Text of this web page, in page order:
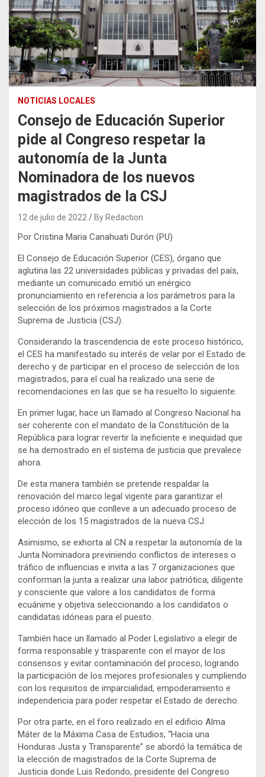
NOTICIAS LOCALES
Consejo de Educación Superior
pide al Congreso respetar la
autonomía de la Junta
Nominadora de los nuevos
magistrados de la CSJ
12 de julio de 2022 By Redaction
Por Cristina Maria Canahuati Durón (PU)
El Consejo de Educación Superior (CES), órgano que
aglutina las 22 universidades públicas y privadas del país,
mediante un comunicado emitió un enérgico
pronunciamiento en referencia a los parámetros para la
selección de los próximos magistrados a la Corte
Suprema de Justicia (CSJ).
Considerando la trascendencia de este proceso histórico,
el CES ha manifestado su interés de velar por el Estado de
derecho y de participar en el proceso de selección de los
magistrados, para el cual ha realizado una serie de
recomendaciones en las que se ha resuelto lo siguiente:
En primer lugar, hace un llamado al Congreso Nacional ha
ser coherente con el mandato de la Constitución de la
República para lograr revertir la ineficiente e inequidad que
se ha demostrado en el sistema de justicia que prevalece
ahora.
De esta manera también se pretende respaldar la
renovación del marco legal vigente para garantizar el
proceso idóneo que conlleve a un adecuado proceso de
elección de los 15 magistrados de la nueva CSJ.
Asimismo, se exhorta al CN a respetar la autonomía de la
Junta Nominadora previniendo conflictos de intereses o
tráfico de influencias e invita a las 7 organizaciones que
conforman la junta a realizar una labor patriótica, diligente
y consciente que valore a los candidatos de forma
ecuánime y objetiva seleccionando a los candidatos o
candidatas idóneas para el puesto.
También hace un llamado al Poder Legislativo a elegir de
forma responsable y trasparente con el mayor de los
consensos y evitar contaminación del proceso, logrando
la participación de los mejores profesionales y cumpliendo
con los requisitos de imparcialidad, empoderamiento e
independencia para poder respetar el Estado de derecho.
Por otra parte, en el foro realizado en el edificio Alma
Máter de la Máxima Casa de Estudios, “Hacia una
Honduras Justa y Transparente” se abordó la temática de
la elección de magistrados de la Corte Suprema de
Justicia donde Luis Redondo, presidente del Congreso